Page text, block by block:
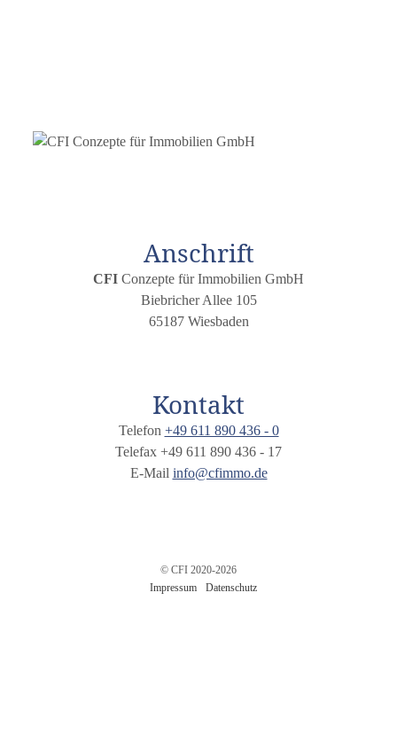
Anschrift
CFI Conzepte für Immobilien GmbH
Biebricher Allee 105
65187 Wiesbaden
Kontakt
Telefon +49 611 890 436 - 0
Telefax +49 611 890 436 - 17
E-Mail info@cfimmo.de
© CFI 2020-2026
Impressum
Datenschutz